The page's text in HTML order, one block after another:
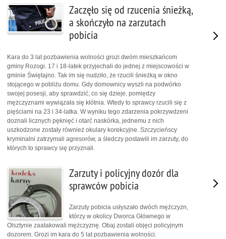
Zaczęło się od rzucenia śnieżką,
a skończyło na zarzutach
pobicia
Kara do 3 lat pozbawienia wolności grozi dwóm mieszkańcom
gminy Rozogi. 17 i 18-latek przyjechali do jednej z miejscowości w
gminie Świętajno. Tak im się nudziło, że rzucili śnieżką w okno
stojącego w pobliżu domu. Gdy domownicy wyszli na podwórko
swojej posesji, aby sprawdzić, co się dzieje, pomiędzy
mężczyznami wywiązała się kłótnia. Wtedy to sprawcy rzucili się z
pięściami na 23 i 34-latka. W wyniku tego zdarzenia pokrzywdzeni
doznali licznych pęknięć i otarć naskórka, jednemu z nich
uszkodzone zostały również okulary korekcyjne. Szczycieńscy
kryminalni zatrzymali agresorów, a śledczy postawili im zarzuty, do
których to sprawcy się przyznali.
Zarzuty i policyjny dozór dla
sprawców pobicia
Zarzuty pobicia usłyszało dwóch mężczyzn,
którzy w okolicy Dworca Głównego w
Olsztynie zaatakowali mężczyznę. Obaj zostali objęci policyjnym
dozorem. Grozi im kara do 5 lat pozbawienia wolności.